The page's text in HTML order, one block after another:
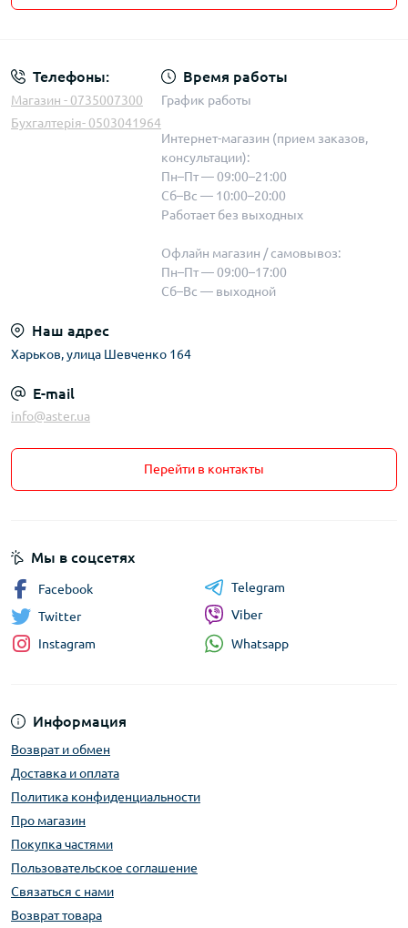
Телефоны:
Магазин - 0735007300
Бухгалтерія- 0503041964
Время работы
График работы
Интернет-магазин (прием заказов,
консультации):
Пн–Пт — 09:00–21:00
Сб–Вс — 10:00–20:00
Работает без выходных
Офлайн магазин / самовывоз:
Пн–Пт — 09:00–17:00
Сб–Вс — выходной
Наш адрес
Харьков, улица Шевченко 164
E-mail
info@aster.ua
Перейти в контакты
Информация
Возврат и обмен
Доставка и оплата
Политика конфиденциальности
Про магазин
Покупка частями
Пользовательское соглашение
Связаться с нами
Возврат товара
Мы в соцсетях
Facebook
Twitter
Instagram
Telegram
Viber
Whatsapp